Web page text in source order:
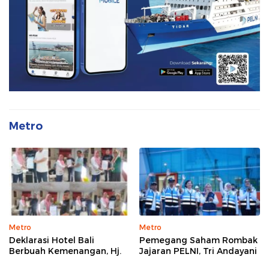
Metro
Metro
Deklarasi Hotel Bali
Berbuah Kemenangan, Hj.
Metro
Pemegang Saham Rombak
Jajaran PELNI, Tri Andayani